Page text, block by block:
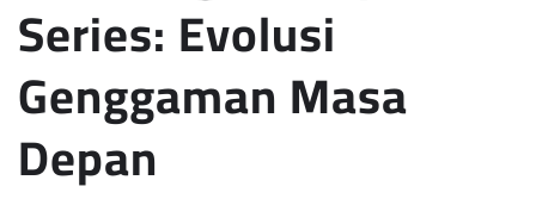
Series: Evolusi
Genggaman Masa
Depan